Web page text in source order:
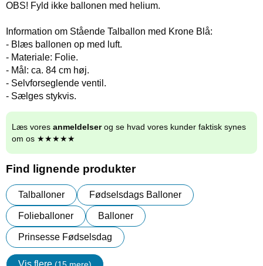
OBS! Fyld ikke ballonen med helium.
Information om Stående Talballon med Krone Blå:
- Blæs ballonen op med luft.
- Materiale: Folie.
- Mål: ca. 84 cm høj.
- Selvforseglende ventil.
- Sælges stykvis.
Læs vores anmeldelserog se hvad vores kunder faktisk synes
om os ★★★★★
Find lignende produkter
Talballoner Fødselsdags Balloner
Folieballoner Balloner
Prinsesse Fødselsdag
Vis flere